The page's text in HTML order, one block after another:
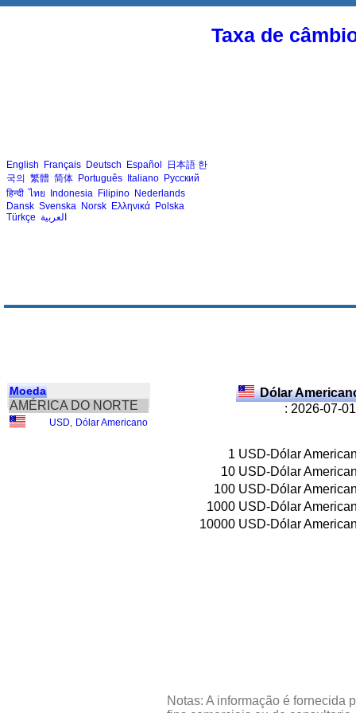
Taxa de
English Français Deutsch Español 日本語 한
국의 繁體 简体 Português Italiano Русский
हिन्दी ไทย Indonesia Filipino Nederlands
Dansk Svenska Norsk Ελληνικά Polska
Türkçe العربية
Moeda
AMÉRICA DO NORTE
USD Dólar Americano
Dólar
: 2026-07-
1 USD-Dólar
10 USD-Dólar
100 USD-Dólar
1000 USD-Dólar
10000 USD-Dólar
Notas: A informação é fornecida